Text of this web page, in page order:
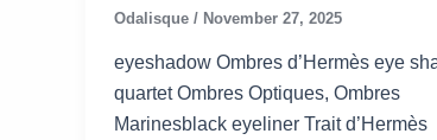
Odalisque / November 27, 2025
eyeshadow Ombres d’Hermès eye
quartet Ombres Optiques, Ombres
Marinesblack eyeliner Trait d’Hermès